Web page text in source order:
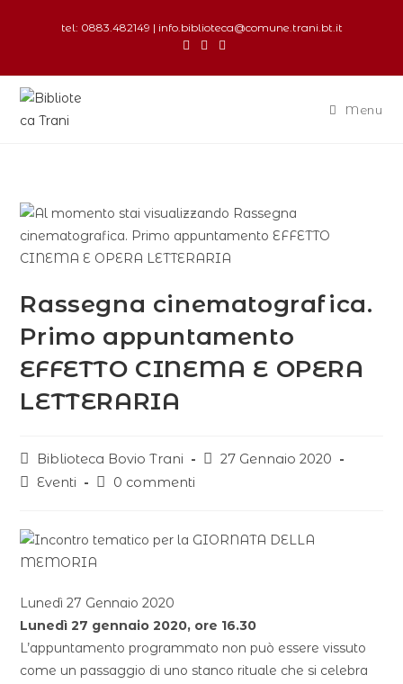
tel: 0883.482149 | info.biblioteca@comune.trani.bt.it
Menu
Rassegna cinematografica.
Primo appuntamento
EFFETTO CINEMA E OPERA
LETTERARIA
Biblioteca Bovio Trani
27 Gennaio 2020
Eventi
0 commenti
Lunedì 27 Gennaio 2020
Lunedì 27 gennaio 2020, ore 16.30
L’appuntamento programmato non può essere vissuto
come un passaggio di uno stanco rituale che si celebra